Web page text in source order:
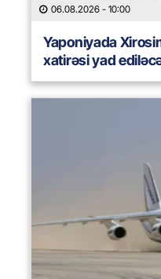
06.08.2026 - 10:00
Yaponiyada
xatirəsi yad